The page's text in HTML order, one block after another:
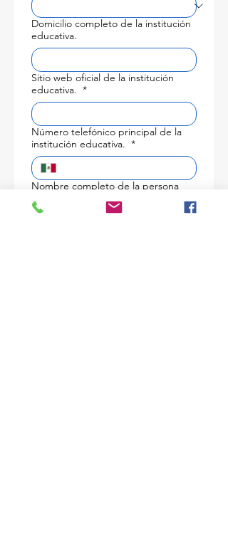
Domicilio completo de la institución
educativa.
Sitio web oficial de la institución
educativa. *
Número telefónico principal de la
institución educativa. *
Nombre completo de la persona
titular de la dirección general,
rectoría o máxima autoridad de la